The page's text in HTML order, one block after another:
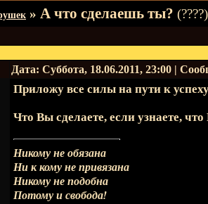
» А что сделаешь ты? (????)
Дата: Суббота, 18.06.2011, 23:00 |
Приложу все силы на пути к
Что Вы сделаете, если узнаете,
Никому не обязана
Ни к кому не привязана
Никому не подобна
Потому и свобода!